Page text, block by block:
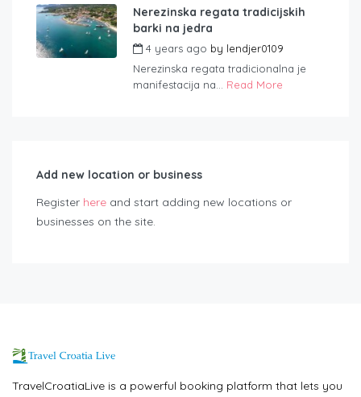
Nerezinska regata tradicijskih
barki na jedra
4 years ago by lendjer0109
Nerezinska regata tradicionalna je
manifestacija na... Read More
Add new location or business
Register here and start adding new locations or
businesses on the site.
TravelCroatiaLive is a powerful booking platform that lets you